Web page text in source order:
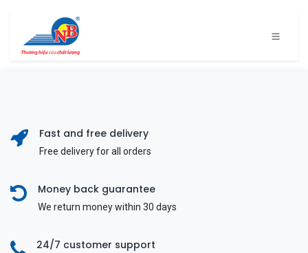
Fast and free delivery
Free delivery for all orders
Money back guarantee
We return money within 30 days
24/7 customer support